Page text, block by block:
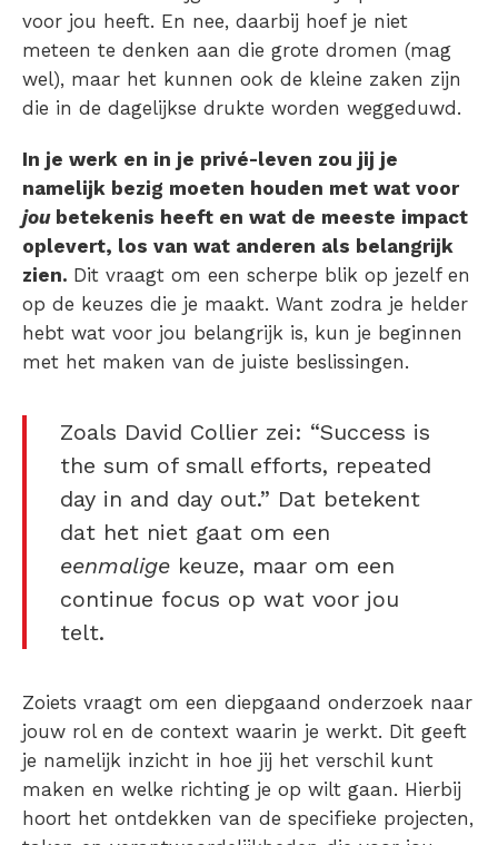
voor jou heeft. En nee, daarbij hoef je niet
meteen te denken aan die grote dromen (mag
wel), maar het kunnen ook de kleine zaken zijn
die in de dagelijkse drukte worden weggeduwd.
In je werk en in je privé-leven zou jij je
namelijk bezig moeten houden met wat voor
joubetekenis heeft en wat de meeste impact
oplevert, los van wat anderen als belangrijk
zien. Dit vraagt om een scherpe blik op jezelf en
op de keuzes die je maakt. Want zodra je helder
hebt wat voor jou belangrijk is, kun je beginnen
met het maken van de juiste beslissingen.
Zoals David Collier zei: “Success is
the sum of small efforts, repeated
day in and day out.” Dat betekent
dat het niet gaat om een
eenmalige keuze, maar om een
continue focus op wat voor jou
telt.
Zoiets vraagt om een diepgaand onderzoek naar
jouw rol en de context waarin je werkt. Dit geeft
je namelijk inzicht in hoe jij het verschil kunt
maken en welke richting je op wilt gaan. Hierbij
hoort het ontdekken van de specifieke projecten,